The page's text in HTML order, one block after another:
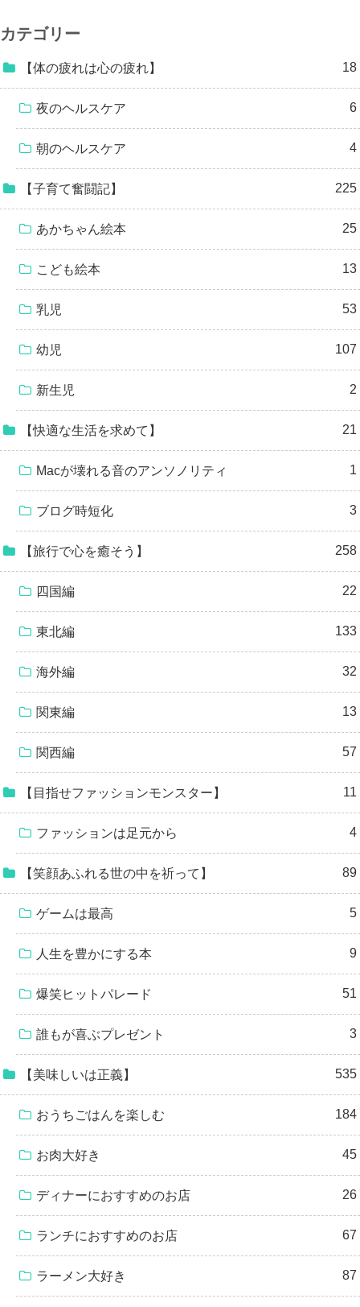
カテゴリー
【体の疲れは心の疲れ】 18
夜のヘルスケア 6
朝のヘルスケア 4
【子育て奮闘記】 225
あかちゃん絵本 25
こども絵本 13
乳児 53
幼児 107
新生児 2
【快適な生活を求めて】 21
Macが壊れる音のアンソノリティ 1
ブログ時短化 3
【旅行で心を癒そう】 258
四国編 22
東北編 133
海外編 32
関東編 13
関西編 57
【目指せファッションモンスター】 11
ファッションは足元から 4
【笑顔あふれる世の中を祈って】 89
ゲームは最高 5
人生を豊かにする本 9
爆笑ヒットパレード 51
誰もが喜ぶプレゼント 3
【美味しいは正義】 535
おうちごはんを楽しむ 184
お肉大好き 45
ディナーにおすすめのお店 26
ランチにおすすめのお店 67
ラーメン大好き 87